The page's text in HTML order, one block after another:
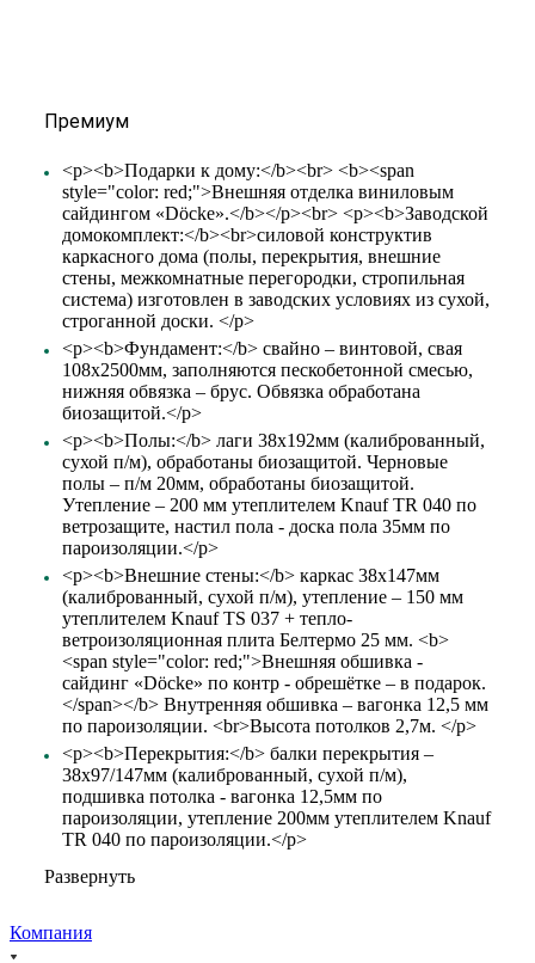
Премиум
<p><b>Подарки к дому:</b><br> <b><span
style="color: red;">Внешняя отделка виниловым
сайдингом «Döcke».</b></p><br> <p><b>Заводской
домокомплект:</b><br>силовой конструктив
каркасного дома (полы, перекрытия, внешние
стены, межкомнатные перегородки, стропильная
система) изготовлен в заводских условиях из сухой,
строганной доски. </p>
<p><b>Фундамент:</b> свайно – винтовой, свая
108х2500мм, заполняются пескобетонной смесью,
нижняя обвязка – брус. Обвязка обработана
биозащитой.</p>
<p><b>Полы:</b> лаги 38х192мм (калиброванный,
сухой п/м), обработаны биозащитой. Черновые
полы – п/м 20мм, обработаны биозащитой.
Утепление – 200 мм утеплителем Knauf TR 040 по
ветрозащите, настил пола - доска пола 35мм по
пароизоляции.</p>
<p><b>Внешние стены:</b> каркас 38х147мм
(калиброванный, сухой п/м), утепление – 150 мм
утеплителем Knauf TS 037 + тепло-
ветроизоляционная плита Белтермо 25 мм. <b>
<span style="color: red;">Внешняя обшивка -
сайдинг «Döcke» по контр - обрешётке – в подарок.
</span></b> Внутренняя обшивка – вагонка 12,5 мм
по пароизоляции. <br>Высота потолков 2,7м. </p>
<p><b>Перекрытия:</b> балки перекрытия –
38х97/147мм (калиброванный, сухой п/м),
подшивка потолка - вагонка 12,5мм по
пароизоляции, утепление 200мм утеплителем Knauf
TR 040 по пароизоляции.</p>
Развернуть
Компания